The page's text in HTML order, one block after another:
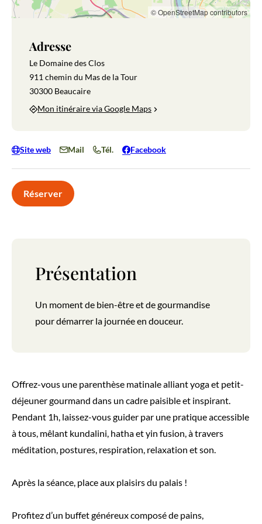
Présentation
Un moment de bien-être et de gourmandise
pour démarrer la journée en douceur.
Offrez-vous une parenthèse matinale alliant yoga et petit-
déjeuner gourmand dans un cadre paisible et inspirant.
Pendant 1h, laissez-vous guider par une pratique accessible
à tous, mêlant kundalini, hatha et yin fusion, à travers
méditation, postures, respiration, relaxation et son.
Après la séance, place aux plaisirs du palais !
Profitez d’un buffet généreux composé de pains,
© OpenStreetMap contributors
Adresse
Le Domaine des Clos
911 chemin du Mas de la Tour
30300 Beaucaire
Mon itinéraire via Google Maps
Site web Mail Tél. Facebook
Réserver